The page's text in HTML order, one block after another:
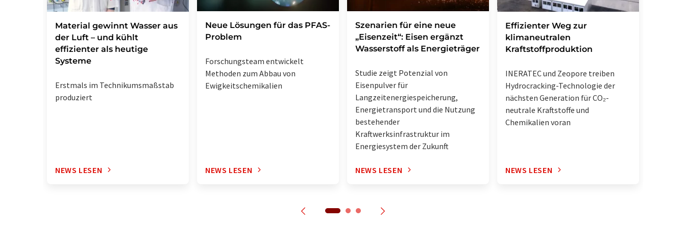
Material gewinnt Wasser aus
der Luft – und kühlt
effizienter als heutige
Systeme
Erstmals im Technikumsmaßstab
produziert
NEWS LESEN
Neue Lösungen für das PFAS-
Problem
Forschungsteam entwickelt
Methoden zum Abbau von
Ewigkeitschemikalien
NEWS LESEN
Szenarien für eine neue
„Eisenzeit“: Eisen ergänzt
Wasserstoff als Energieträger
Studie zeigt Potenzial von
Eisenpulver für
Langzeitenergiespeicherung,
Energietransport und die Nutzung
bestehender
Kraftwerksinfrastruktur im
Energiesystem der Zukunft
NEWS LESEN
Effizienter Weg zur
klimaneutralen
Kraftstoffproduktion
INERATEC und Zeopore treiben
Hydrocracking-Technologie der
nächsten Generation für CO₂-
neutrale Kraftstoffe und
Chemikalien voran
NEWS LESEN